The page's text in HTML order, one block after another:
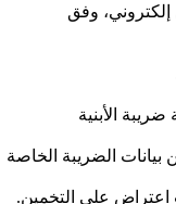
وفق
الأبنية
الضريبة الخاصة